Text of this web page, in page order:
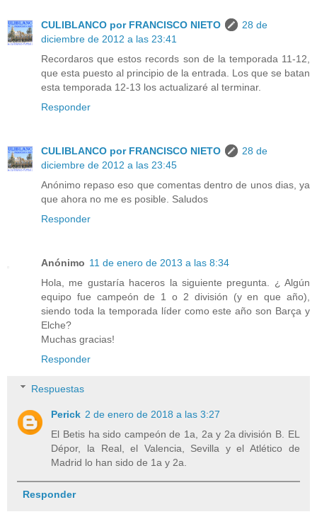
CULIBLANCO por FRANCISCO NIETO
28 de
diciembre de 2012 a las 23:41
Recordaros que estos records son de la temporada 11-12,
que esta puesto al principio de la entrada. Los que se batan
esta temporada 12-13 los actualizaré al terminar.
Responder
CULIBLANCO por FRANCISCO NIETO
28 de
diciembre de 2012 a las 23:45
Anónimo repaso eso que comentas dentro de unos dias, ya
que ahora no me es posible. Saludos
Responder
Anónimo 11 de enero de 2013 a las 8:34
Hola, me gustaría haceros la siguiente pregunta. ¿ Algún
equipo fue campeón de 1 o 2 división (y en que año),
siendo toda la temporada líder como este año son Barça y
Elche?
Muchas gracias!
Responder
Respuestas
Perick 2 de enero de 2018 a las 3:27
El Betis ha sido campeón de 1a, 2a y 2a división B. EL
Dépor, la Real, el Valencia, Sevilla y el Atlético de
Madrid lo han sido de 1a y 2a.
Responder